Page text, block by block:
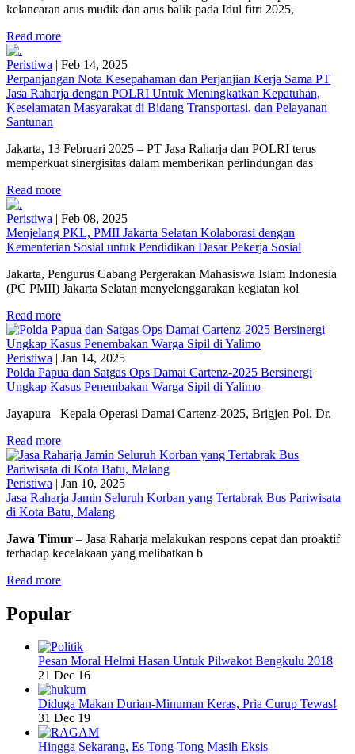
kelancaran arus mudik dan arus balik pada Idul fitri 2025,
Read more
Peristiwa | Feb 14, 2025
Perpanjangan Nota Kesepahaman dan Perjanjian Kerja Sama PT
Jasa Raharja dengan POLRI Untuk Meningkatkan Kepatuhan,
Keselamatan Masyarakat di Bidang Transportasi, dan Pelayanan
Santunan
Jakarta, 13 Februari 2025 – PT Jasa Raharja dan POLRI terus
memperkuat sinergisitas dalam memberikan perlindungan das
Read more
Peristiwa | Feb 08, 2025
Menjelang PKL, PMII Jakarta Selatan Kolaborasi dengan
Kementerian Sosial untuk Pendidikan Dasar Pekerja Sosial
Jakarta, Pengurus Cabang Pergerakan Mahasiswa Islam Indonesia
(PC PMII) Jakarta Selatan menyelenggarakan kegiatan kol
Read more
Peristiwa | Jan 14, 2025
Polda Papua dan Satgas Ops Damai Cartenz-2025 Bersinergi
Ungkap Kasus Penembakan Warga Sipil di Yalimo
Jayapura– Kepala Operasi Damai Cartenz-2025, Brigjen Pol. Dr.
Read more
Peristiwa | Jan 10, 2025
Jasa Raharja Jamin Seluruh Korban yang Tertabrak Bus Pariwisata
di Kota Batu, Malang
Jawa Timur – Jasa Raharja melakukan respons cepat dan proaktif
terhadap kecelakaan yang melibatkan b
Read more
Popular
Pesan Moral Helmi Hasan Untuk Pilwakot Bengkulu 2018
21 Dec 16
Diduga Makan Durian-Minuman Keras, Pria Curup Tewas!
31 Dec 19
Hingga Sekarang, Es Tong-Tong Masih Eksis